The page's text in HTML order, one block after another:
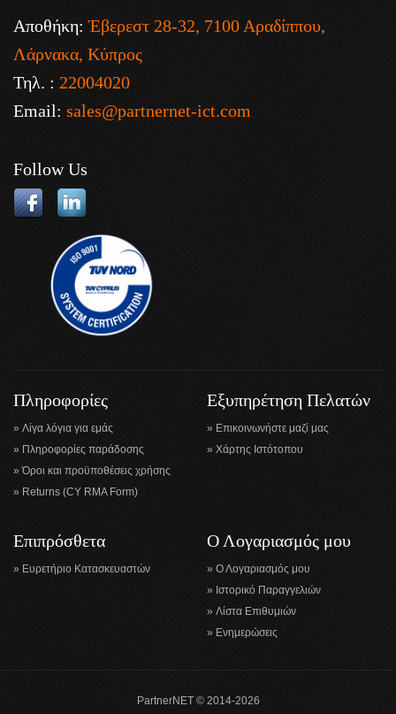
Αποθήκη:Έβερεστ 28-32, 7100 Αραδίππου,
Λάρνακα, Κύπρος
Τηλ. : 22004020
Email: sales@partnernet-ict.com
Follow Us
Πληροφορίες
Λίγα λόγια για εμάς
Πληροφορίες παράδοσης
Όροι και προϋποθέσεις χρήσης
Returns (CY RMA Form)
Εξυπηρέτηση Πελατών
Επικοινωνήστε μαζί μας
Χάρτης Ιστότοπου
Επιπρόσθετα
Ευρετήριο Κατασκευαστών
Ο Λογαριασμός μου
Ο Λογαριασμός μου
Ιστορικό Παραγγελιών
Λίστα Επιθυμιών
Ενημερώσεις
PartnerNET © 2014-2026